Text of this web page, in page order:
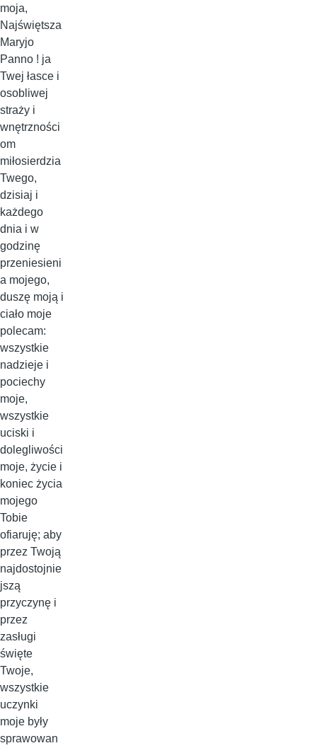
moja,
Najświętsza
Maryjo
Panno ! ja
Twej łasce i
osobliwej
straży i
wnętrzności
om
miłosierdzia
Twego,
dzisiaj i
każdego
dnia i w
godzinę
przeniesieni
a mojego,
duszę moją i
ciało moje
polecam:
wszystkie
nadzieje i
pociechy
moje,
wszystkie
uciski i
dolegliwości
moje, życie i
koniec życia
mojego
Tobie
ofiaruję; aby
przez Twoją
najdostojnie
jszą
przyczynę i
przez
zasługi
święte
Twoje,
wszystkie
uczynki
moje były
sprawowan